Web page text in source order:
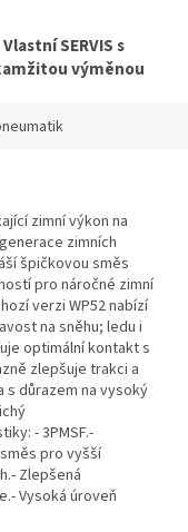
Vlastní SERVIS s
výměnou
zimní výkon na
zimních
špičkovou směs
pro náročné zimní
verzi WP52 nabízí
na sněhu; ledu i
optimální kontakt s
zlepšuje trakci a
s důrazem na vysoký
- 3PMSF.-
pro vyšší
Zlepšená
Vysoká úroveň